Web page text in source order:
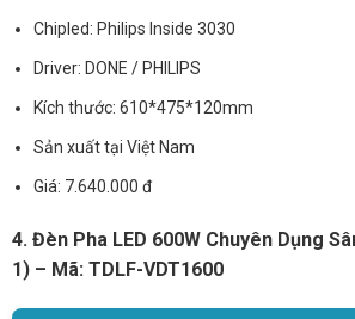
Chipled: Philips Inside 3030
Driver: DONE / PHILIPS
Kích thước: 610*475*120mm
Sản xuất tại Việt Nam
Giá: 7.640.000 đ
4. Đèn Pha LED 600W Chuyên Dụng
1) – Mã: TDLF-VDT1600